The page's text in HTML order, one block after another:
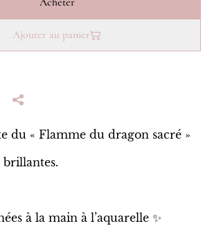
Ajouter au panier
du « Flamme du dragon sacré »
brillantes.
à la main à l’aquarelle ✨